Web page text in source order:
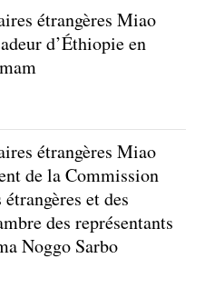
étrangères Miao
d’Éthiopie en
étrangères Miao
de la Commission
et des
des représentants
Noggo Sarbo